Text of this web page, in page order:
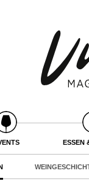
ESSEN